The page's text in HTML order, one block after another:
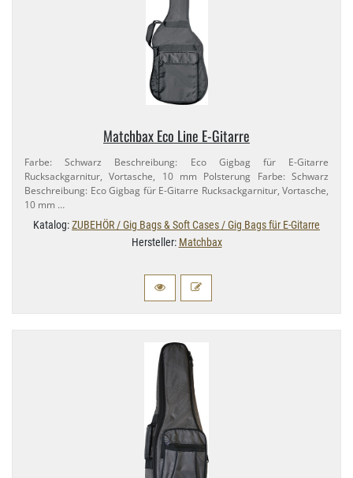
Matchbax Eco Line E-​Gitarre
Farbe: Schwarz Beschreibung: Eco Gigbag für E-​Gitarre
Rucksackgarnitur, Vortasche, 10 mm Polsterung Farbe: Schwarz
Beschreibung: Eco Gigbag für E-​Gitarre Rucksackgarnitur, Vortasche,
10 mm …
Katalog:ZUBEHÖR / Gig Bags & Soft Cases / Gig Bags für E-Gitarre
Hersteller: Matchbax